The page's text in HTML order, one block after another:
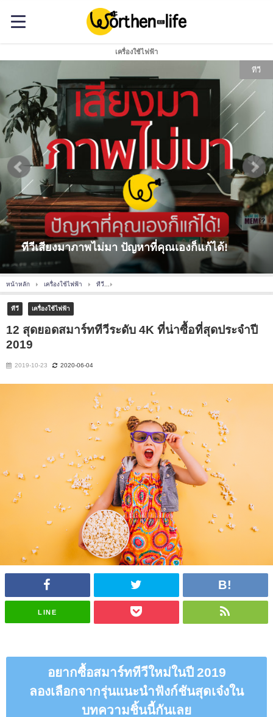
เครื่องใช้ไฟฟ้า
ทีวี
ทีวีเสียงมาภาพไม่มา ปัญหาที่คุณเองก็แก้ได้!
หน้าหลัก เครื่องใช้ไฟฟ้า ทีวี
ทีวี เครื่องใช้ไฟฟ้า
12 สุดยอดสมาร์ททีวีระดับ 4K ที่น่าซื้อที่สุดประจำปี
2019
2019-10-23 2020-06-04
LINE
อยากซื้อสมาร์ททีวีใหม่ในปี 2019
ลองเลือกจากรุ่นแนะนำฟังก์ชันสุดเจ๋งใน
บทความชิ้นนี้กันเลย